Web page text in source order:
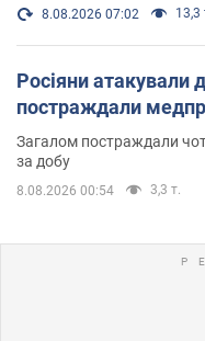
8.08.2026 07:02 13,3
Росіяни атакували
постраждали
Загалом постраждали
за добу
8.08.2026 00:54 3,3 т.